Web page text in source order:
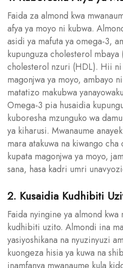
Faida za almond kwa
afya ya moyo ni kubwa.
asidi ya mafuta ya omega-3,
kupunguza cholesterol mbaya
cholesterol nzuri (HDL). Hii ni
magonjwa ya moyo, ambayo
matatizo makubwa
Omega-3 pia husaidia
kuboresha mzunguko wa
ya kiharusi. Mwanaume
mara atakuwa na kiwango
kupata magonjwa ya moyo,
sana, hasa kadri umri
2. Kusaidia Kudhibiti
Faida nyingine ya almond kwa
kudhibiti uzito. Almondi ina
yasiyoshikana na nyuzinyuzi
kuongeza hisia ya kuwa na
inamfanya mwanaume kula